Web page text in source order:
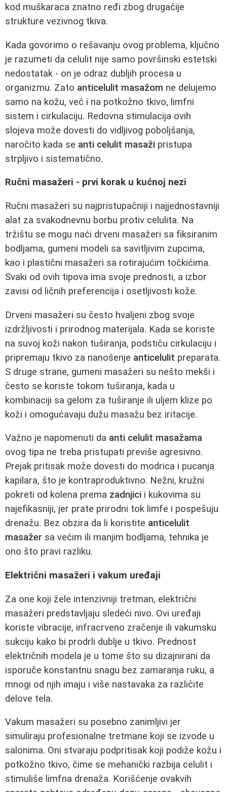
kod muškaraca znatno ređi zbog drugačije
strukture vezivnog tkiva.
Kada govorimo o rešavanju ovog problema, ključno
je razumeti da celulit nije samo površinski estetski
nedostatak - on je odraz dubljih procesa u
organizmu. Zato anticelulit masažom ne delujemo
samo na kožu, već i na potkožno tkivo, limfni
sistem i cirkulaciju. Redovna stimulacija ovih
slojeva može dovesti do vidljivog poboljšanja,
naročito kada se anti celulit masaži pristupa
strpljivo i sistematično.
Ručni masažeri - prvi korak u kućnoj nezi
Ručni masažeri su najpristupačniji i najjednostavniji
alat za svakodnevnu borbu protiv celulita. Na
tržištu se mogu naći drveni masažeri sa fiksiranim
bodljama, gumeni modeli sa savitljivim zupcima,
kao i plastični masažeri sa rotirajućim točkićima.
Svaki od ovih tipova ima svoje prednosti, a izbor
zavisi od ličnih preferencija i osetljivosti kože.
Drveni masažeri su često hvaljeni zbog svoje
izdržljivosti i prirodnog materijala. Kada se koriste
na suvoj koži nakon tuširanja, podstiču cirkulaciju i
pripremaju tkivo za nanošenje anticelulit preparata.
S druge strane, gumeni masažeri su nešto mekši i
često se koriste tokom tuširanja, kada u
kombinaciji sa gelom za tuširanje ili uljem klize po
koži i omogućavaju dužu masažu bez iritacije.
Važno je napomenuti da anti celulit masažama
ovog tipa ne treba pristupati previše agresivno.
Prejak pritisak može dovesti do modrica i pucanja
kapilara, što je kontraproduktivno. Nežni, kružni
pokreti od kolena prema zadnjici i kukovima su
najefikasniji, jer prate prirodni tok limfe i pospešuju
drenažu. Bez obzira da li koristite anticelulit
masažer sa većim ili manjim bodljama, tehnika je
ono što pravi razliku.
Električni masažeri i vakum uređaji
Za one koji žele intenzivniji tretman, električni
masažeri predstavljaju sledeći nivo. Ovi uređaji
koriste vibracije, infracrveno zračenje ili vakumsku
sukciju kako bi prodrli dublje u tkivo. Prednost
električnih modela je u tome što su dizajnirani da
isporuče konstantnu snagu bez zamaranja ruku, a
mnogi od njih imaju i više nastavaka za različite
delove tela.
Vakum masažeri su posebno zanimljivi jer
simuliraju profesionalne tretmane koji se izvode u
salonima. Oni stvaraju podpritisak koji podiže kožu i
potkožno tkivo, čime se mehanički razbija celulit i
stimuliše limfna drenaža. Korišćenje ovakvih